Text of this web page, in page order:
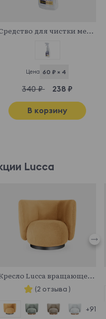
Средство для чистки мебельных тканей
Цена 60 ₽ × 4
340 ₽ 238 ₽
В корзину
Lucca
Кресло Lucca вращающееся
(2 отзыва )
+91